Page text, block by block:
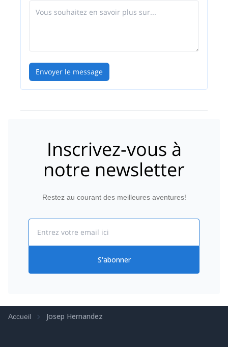
Envoyer le message
Inscrivez-vous à
notre newsletter
Restez au courant des meilleures aventures!
S'abonner
Accueil Josep Hernandez